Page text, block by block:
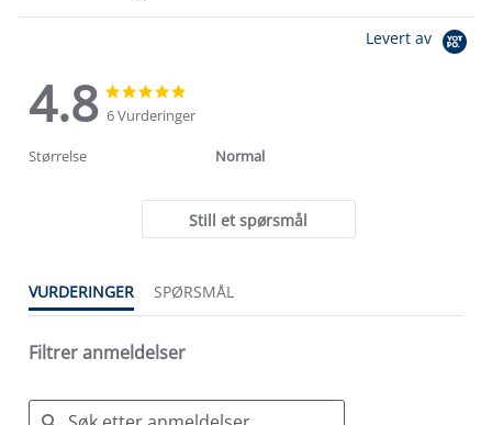
Levert av
4.8
4.8
star
rating
star
6 Vurderinger
Størrelse Normal
Still et spørsmål
VURDERINGER SPØRSMÅL
Filtrer anmeldelser